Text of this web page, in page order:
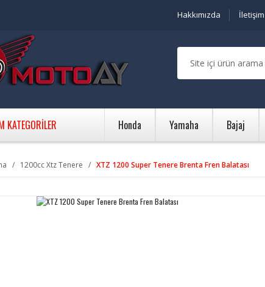
Hakkımızda İletişim
KATEGORİLER Honda Yamaha Bajaj
1200cc Xtz Tenere XTZ 1200 Super Tenere Brenta Fren Balatası